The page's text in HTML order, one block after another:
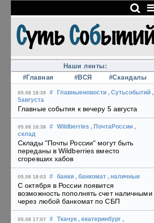
Наши ленты:
#Главная
#ВСЯ #Скандалы
05.08 18:39 # Главныеновости , Сутьсобытий ,
5августа
Главные события к вечеру 5 августа
05.08 18:38 # Wildberries , ПочтаРоссии ,
склад
Склады "Почты России" могут быть
переданы в Wildberries вместо
сгоревших хабов
05.08 18:03 # банки , банкомат , наличные
С октября в России появится
возможность пополнять счет наличными
через любой банкомат по СБП
05.08 17:07 # Ткачук , екатеринбург ,